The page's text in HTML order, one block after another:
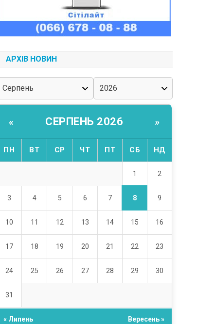
АРХІВ НОВИН
« СЕРПЕНЬ 2026 »
ПН ВТ СР ЧТ ПТ СБ НД
1 2
3 4 5 6 7 8 9
10 11 12 13 14 15 16
17 18 19 20 21 22 23
24 25 26 27 28 29 30
31
« Липень Вересень »